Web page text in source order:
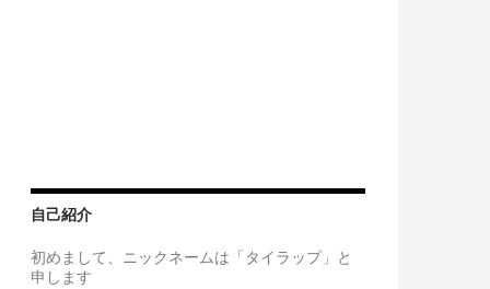
ス内圧
自己紹介
初めまして、ニックネームは「タイラップ」と
申します